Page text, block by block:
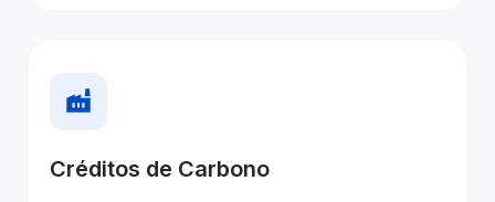
Créditos de Carbono